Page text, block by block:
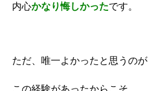
内心かなり悔しかったです。
ただ、唯一よかったと思うのが